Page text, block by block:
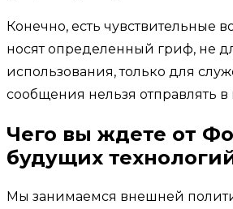
Конечно, есть чувствительные
носят определенный гриф, не
использования, только для
сообщения нельзя отправлять
Чего вы ждете от
будущих
Мы занимаемся внешней